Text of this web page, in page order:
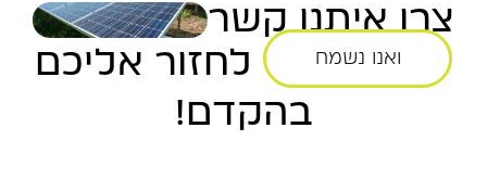
צרו איתנו קשר
ואנו נשמח
לחזור אליכם
בהקדם!